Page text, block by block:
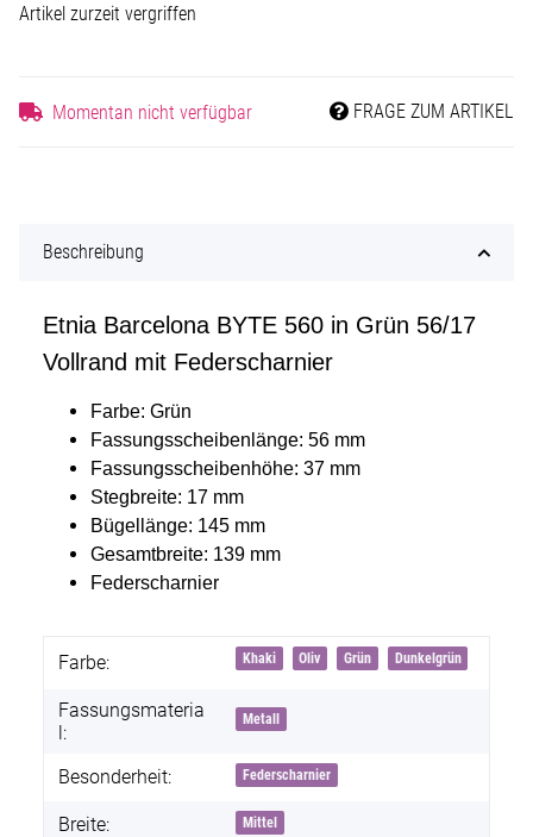
Artikel zurzeit vergriffen
Momentan nicht verfügbar FRAGE ZUM ARTIKEL
Beschreibung
Etnia Barcelona BYTE 560 in Grün 56/17
Vollrand mit Federscharnier
Farbe: Grün
Fassungsscheibenlänge: 56 mm
Fassungsscheibenhöhe: 37 mm
Stegbreite: 17 mm
Bügellänge: 145 mm
Gesamtbreite: 139 mm
Federscharnier
Farbe: Khaki Oliv Grün Dunkelgrün
Fassungsmateria
l:
Metall
Besonderheit: Federscharnier
Breite: Mittel